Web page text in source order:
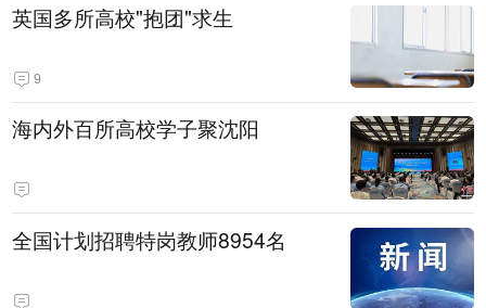
英国多所高校"抱团"求生
9
海内外百所高校学子聚沈阳
全国计划招聘特岗教师8954名